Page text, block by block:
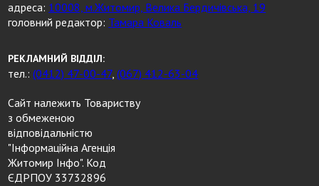
адреса: 10008, м.Житомир, Велика Бердичівська, 19
головний редактор: Тамара Коваль
РЕКЛАМНИЙ ВІДДІЛ:
тел.:(0412) 47-00-47,(067) 412-63-04
Сайт належить Товариству
з обмеженою
відповідальністю
"Інформаційна Агенція
Житомир Інфо". Код
ЄДРПОУ 33732896